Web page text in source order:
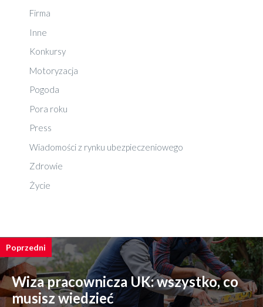
Firma
Inne
Konkursy
Motoryzacja
Pogoda
Pora roku
Press
Wiadomości z rynku ubezpieczeniowego
Zdrowie
Życie
Poprzedni
Wiza pracownicza UK: wszystko, co
musisz wiedzieć